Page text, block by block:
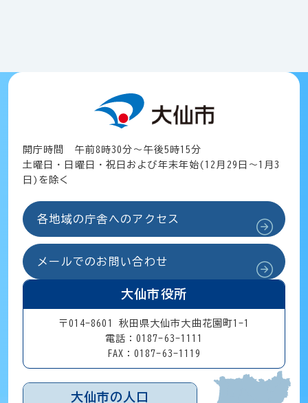
開庁時間 午前8時30分～午後5時15分
土曜日・日曜日・祝日および年末年始(12月29日～1月3
日)を除く
各地域の庁舎へのアクセス
メールでのお問い合わせ
大仙市役所
〒014-8601 秋田県大仙市大曲花園町1-1
電話：0187-63-1111
FAX：0187-63-1119
大仙市の人口